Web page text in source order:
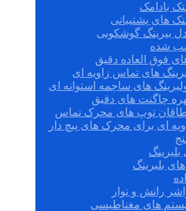
بادامک
های پشتیبانی
بیرینگ گوشکوبی
شده
فوق العاده دقیق
های تماس زاویه ای
های ساچمه استوانه ای
چاگنت های دقیق
توپ های محرک تماس
ای برای محرک های پیچ دار
بلبرینگ
رانش و نوار
های مغناطیسی